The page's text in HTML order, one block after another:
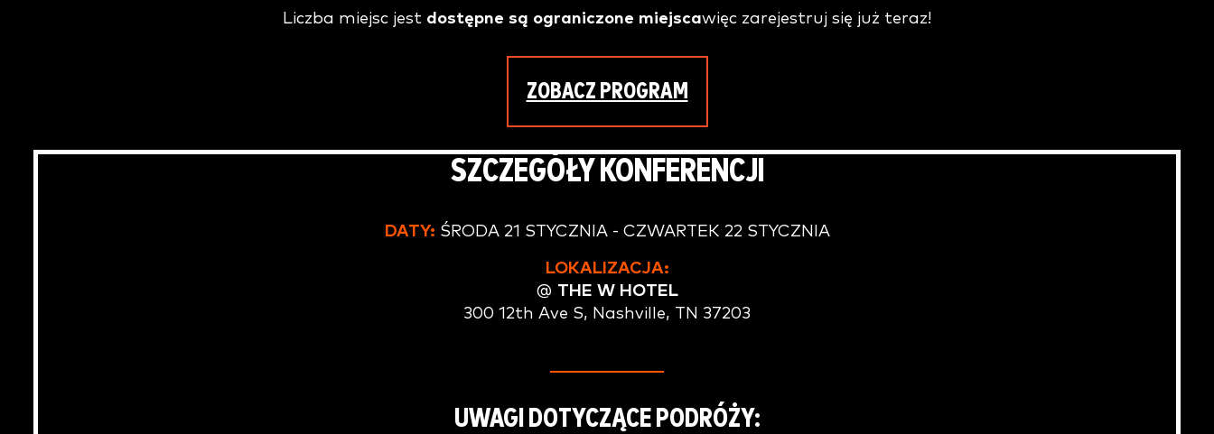
Liczba miejsc jest dostępne są ograniczone miejscawięc zarejestruj się już teraz!
ZOBACZ PROGRAM
SZCZEGÓŁY KONFERENCJI
DATY: ŚRODA 21 STYCZNIA - CZWARTEK 22 STYCZNIA
LOKALIZACJA:
@ THE W HOTEL
300 12th Ave S, Nashville, TN 37203
UWAGI DOTYCZĄCE PODRÓŻY: